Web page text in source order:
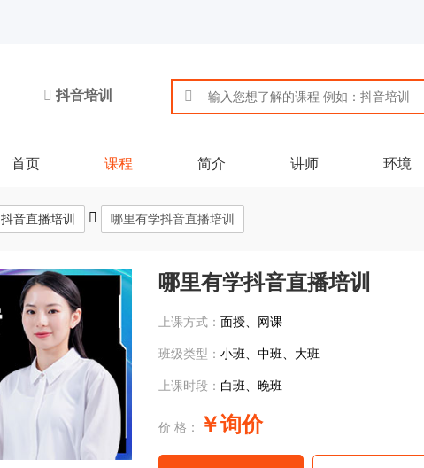
抖音培训
首页 课程 简介 讲师 环境
抖音直播培训 哪里有学抖音直播培训
哪里有学抖音直播培训
上课方式：面授、网课
班级类型：小班、中班、大班
上课时段： 白班、晚班
价 格： ￥询价